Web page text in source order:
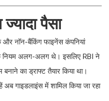
पैसा
नॉन-बैंकिंग फाइनेंस कंपनियां
नियम अलग-अलग थे। इसलिए RBI ने
का ड्राफ्ट तैयार किया था।
गाइडलाइंस में शामिल किया जा रहा